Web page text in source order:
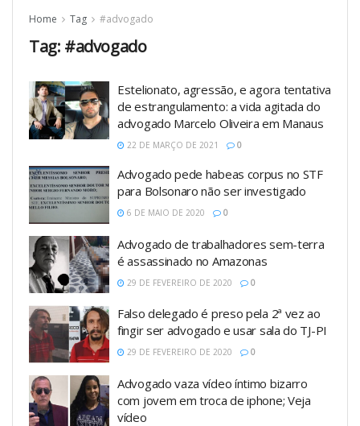
Home Tag #advogado
Tag: #advogado
Estelionato, agressão, e agora tentativa
de estrangulamento: a vida agitada do
advogado Marcelo Oliveira em Manaus
22 DE MARÇO DE 2021 0
Advogado pede habeas corpus no STF
para Bolsonaro não ser investigado
6 DE MAIO DE 2020 0
Advogado de trabalhadores sem-terra
é assassinado no Amazonas
29 DE FEVEREIRO DE 2020 0
Falso delegado é preso pela 2ª vez ao
fingir ser advogado e usar sala do TJ-PI
29 DE FEVEREIRO DE 2020 0
Advogado vaza vídeo íntimo bizarro
com jovem em troca de iphone; Veja
vídeo